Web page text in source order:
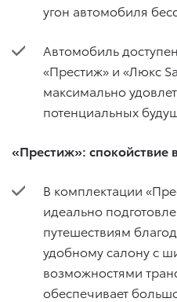
угон автомобиля
Автомобиль
«Престиж» и «Люкс
максимально
потенциальных
«Престиж»: спокойствие
В комплектации
идеально
путешествиям
удобному салону с
возможностями
обеспечивает